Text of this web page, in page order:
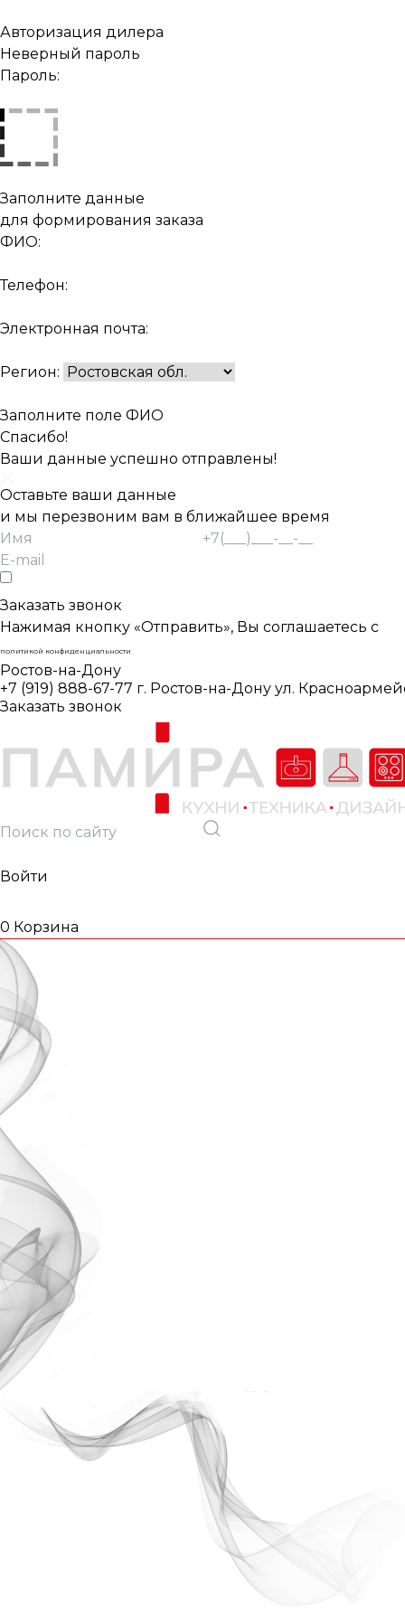
Авторизация дилера
Неверный пароль
Пароль:
Заполните данные
для формирования заказа
ФИО:
Телефон:
Электронная почта:
Регион:
Заполните поле ФИО
Спасибо!
Ваши данные успешно отправлены!
Оставьте ваши данные
и мы перезвоним вам в ближайшее время
Заказать звонок
Нажимая кнопку «Отправить», Вы соглашаетесь с
политикой конфиденциальности
Ростов-на-Дону
+7 (919) 888-67-77 г. Ростов-на-Дону ул.
Заказать звонок
Войти
0 Корзина